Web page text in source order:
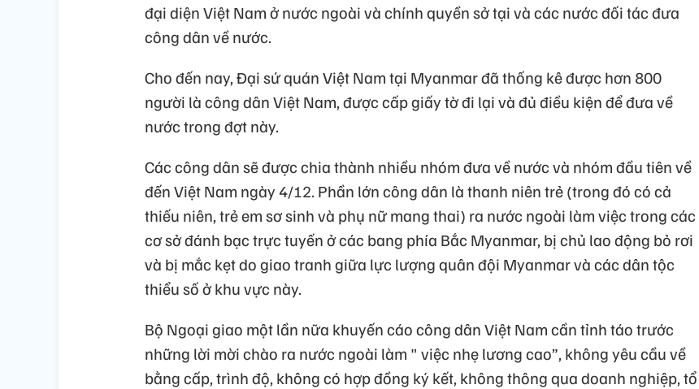
đại diện Việt Nam ở nước ngoài và chính quyền sở tại và các nước đối tác đưa
công dân về nước.
Cho đến nay, Đại sứ quán Việt Nam tại Myanmar đã thống kê được hơn 800
người là công dân Việt Nam, được cấp giấy tờ đi lại và đủ điều kiện để đưa về
nước trong đợt này.
Các công dân sẽ được chia thành nhiều nhóm đưa về nước và nhóm đầu tiên về
đến Việt Nam ngày 4/12. Phần lớn công dân là thanh niên trẻ (trong đó có cả
thiếu niên, trẻ em sơ sinh và phụ nữ mang thai) ra nước ngoài làm việc trong các
cơ sở đánh bạc trực tuyến ở các bang phía Bắc Myanmar, bị chủ lao động bỏ rơi
và bị mắc kẹt do giao tranh giữa lực lượng quân đội Myanmar và các dân tộc
thiểu số ở khu vực này.
Bộ Ngoại giao một lần nữa khuyến cáo công dân Việt Nam cần tỉnh táo trước
những lời mời chào ra nước ngoài làm " việc nhẹ lương cao”, không yêu cầu về
bằng cấp, trình độ, không có hợp đồng ký kết, không thông qua doanh nghiệp, tổ